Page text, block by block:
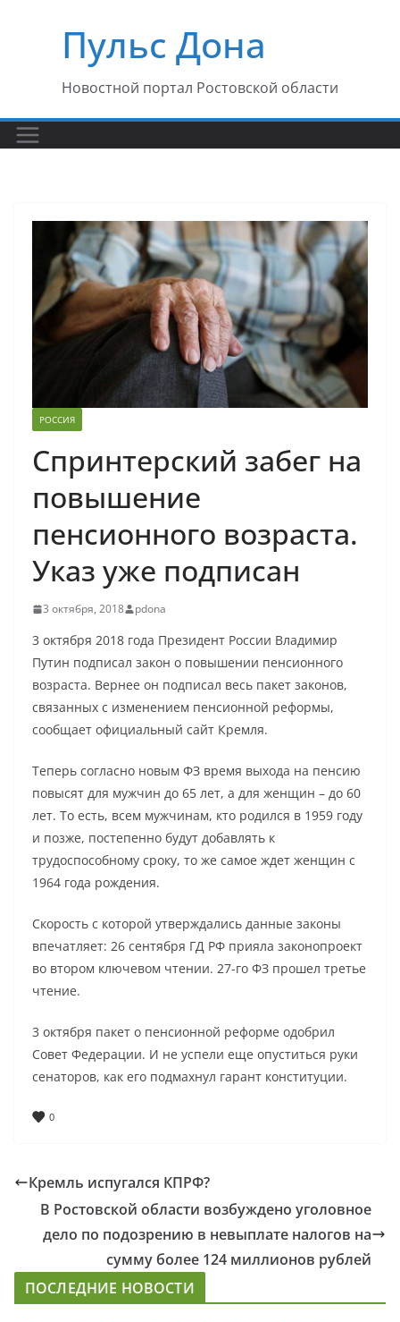
содержимомуПульс Дона
Новостной портал Ростовской области
РОССИЯ
Спринтерский забег на
повышение
пенсионного возраста.
Указ уже подписан
3 октября, 2018 pdona
3 октября 2018 года Президент России Владимир
Путин подписал закон о повышении пенсионного
возраста. Вернее он подписал весь пакет законов,
связанных с изменением пенсионной реформы,
сообщает официальный сайт Кремля.
Теперь согласно новым ФЗ время выхода на пенсию
повысят для мужчин до 65 лет, а для женщин – до 60
лет. То есть, всем мужчинам, кто родился в 1959 году
и позже, постепенно будут добавлять к
трудоспособному сроку, то же самое ждет женщин с
1964 года рождения.
Скорость с которой утверждались данные законы
впечатляет: 26 сентября ГД РФ прияла законопроект
во втором ключевом чтении. 27-го ФЗ прошел третье
чтение.
3 октября пакет о пенсионной реформе одобрил
Совет Федерации. И не успели еще опуститься руки
сенаторов, как его подмахнул гарант конституции.
0
Кремль испугался КПРФ?
В Ростовской области возбуждено уголовное
дело по подозрению в невыплате налогов на
сумму более 124 миллионов рублей
ПОСЛЕДНИЕ НОВОСТИ